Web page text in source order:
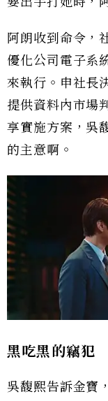
阿朗收到命令，
優化公司電子系
來執行。申社長
提供資料內市場
享實施方案，吳
的主意啊。
黑吃黑的竊犯
吳馥熙告訴金寶